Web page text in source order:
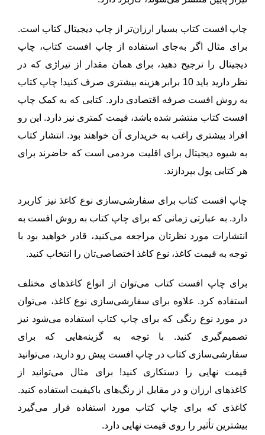
چاپ افست کتاب بسیار ارزان‌تر از چاپ دیجیتال کتاب است.
برای مثال اگر به‌جای استفاده از چاپ افست کتاب، چاپ
دیجیتال را ترجیح دهید، برای همان مقدار از تیراژی که در
نظر دارید باید 10 برابر هزینه بیشتری صرف کنید! چاپ کتاب
به روش افست صرفه اقتصادی دارد. کتابی که به کمک چاپ
افست کتاب منتشر شده باشد، قیمت کمتری نیز دارد. این رو
افراد بیشتری راغب به خریداری آن خواهند بود. انتشار کتاب
به شیوه دیجیتال برای اقلیت مردمی است که حاضرند برای
هر کتابی پول بپردازند.
چاپ افست کتاب برای سفارشی‌سازی نوع کاغذ نیز کاربرد
دارد. به عبارتی زمانی که برای چاپ کتاب به روش افست به
انتشارات مورد نظرتان مراجعه می‌کنید، قادر خواهید بود با
توجه‌ به قیمت کاغذ، نوع کاغذ اختصاصی‌تان را انتخاب کنید.
برای چاپ افست کتاب می‌توان از انواع کاغذهای مختلف
استفاده کرد. علاوه برای سفارشی‌سازی نوع کاغذ، می‌توان
در مورد نوع رنگی که برای چاپ کتاب استفاده می‌شود نیز
تصمیم‌گیری کنید. با توجه‌ به گزینه‌هایی که برای
سفارشی‌سازی کتاب در چاپ افست پیش رو دارید، می‌توانید
قیمت نهایی را دستکاری کنید! برای مثال می‌توانید از
کاغذهای ارزان و در مقابل از رنگ‌های باکیفیت استفاده کنید.
کاغذی که برای چاپ کتاب مورد استفاده قرار می‌گیرد
بیشترین تأثیر را روی قیمت نهایی دارد.